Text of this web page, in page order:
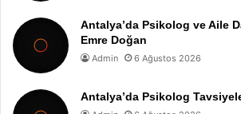
Antalya’da Psikolog ve Aile
Emre Doğan
Admin 6 Ağustos 2026
Antalya’da Psikolog